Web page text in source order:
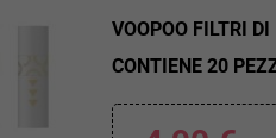
VOOPOO FILTRI
CONTIENE 20